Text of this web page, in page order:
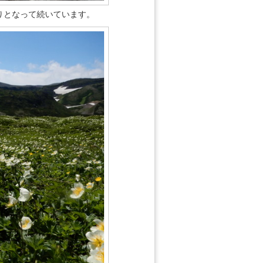
なって続いています。